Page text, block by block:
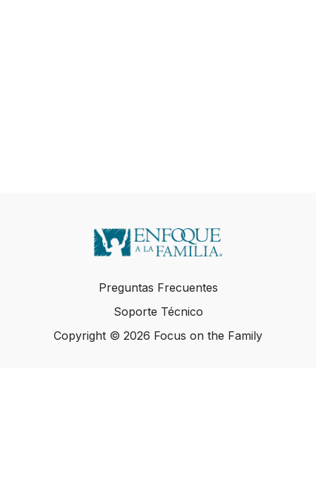
Preguntas Frecuentes
Soporte Técnico
Copyright © 2026 Focus on the Family